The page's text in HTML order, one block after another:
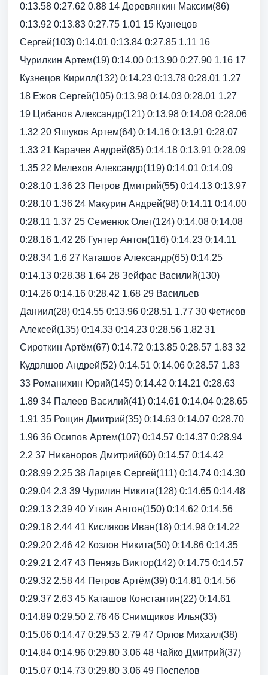
0:13.58 0:27.62 0.88 14 Деревянкин Максим(86)
0:13.92 0:13.83 0:27.75 1.01 15 Кузнецов
Сергей(103) 0:14.01 0:13.84 0:27.85 1.11 16
Чурилкин Артем(19) 0:14.00 0:13.90 0:27.90 1.16 17
Кузнецов Кирилл(132) 0:14.23 0:13.78 0:28.01 1.27
18 Ежов Сергей(105) 0:13.98 0:14.03 0:28.01 1.27
19 Цибанов Александр(121) 0:13.98 0:14.08 0:28.06
1.32 20 Яшуков Артем(64) 0:14.16 0:13.91 0:28.07
1.33 21 Карачев Андрей(85) 0:14.18 0:13.91 0:28.09
1.35 22 Мелехов Александр(119) 0:14.01 0:14.09
0:28.10 1.36 23 Петров Дмитрий(55) 0:14.13 0:13.97
0:28.10 1.36 24 Макурин Андрей(98) 0:14.11 0:14.00
0:28.11 1.37 25 Семенюк Олег(124) 0:14.08 0:14.08
0:28.16 1.42 26 Гунтер Антон(116) 0:14.23 0:14.11
0:28.34 1.6 27 Каташов Александр(65) 0:14.25
0:14.13 0:28.38 1.64 28 Зейфас Василий(130)
0:14.26 0:14.16 0:28.42 1.68 29 Васильев
Даниил(28) 0:14.55 0:13.96 0:28.51 1.77 30 Фетисов
Алексей(135) 0:14.33 0:14.23 0:28.56 1.82 31
Сироткин Артём(67) 0:14.72 0:13.85 0:28.57 1.83 32
Кудряшов Андрей(52) 0:14.51 0:14.06 0:28.57 1.83
33 Романихин Юрий(145) 0:14.42 0:14.21 0:28.63
1.89 34 Палеев Василий(41) 0:14.61 0:14.04 0:28.65
1.91 35 Рощин Дмитрий(35) 0:14.63 0:14.07 0:28.70
1.96 36 Осипов Артем(107) 0:14.57 0:14.37 0:28.94
2.2 37 Никаноров Дмитрий(60) 0:14.57 0:14.42
0:28.99 2.25 38 Ларцев Сергей(111) 0:14.74 0:14.30
0:29.04 2.3 39 Чурилин Никита(128) 0:14.65 0:14.48
0:29.13 2.39 40 Уткин Антон(150) 0:14.62 0:14.56
0:29.18 2.44 41 Кисляков Иван(18) 0:14.98 0:14.22
0:29.20 2.46 42 Козлов Никита(50) 0:14.86 0:14.35
0:29.21 2.47 43 Пенязь Виктор(142) 0:14.75 0:14.57
0:29.32 2.58 44 Петров Артём(39) 0:14.81 0:14.56
0:29.37 2.63 45 Каташов Константин(22) 0:14.61
0:14.89 0:29.50 2.76 46 Снимщиков Илья(33)
0:15.06 0:14.47 0:29.53 2.79 47 Орлов Михаил(38)
0:14.84 0:14.96 0:29.80 3.06 48 Чайко Дмитрий(37)
0:15.07 0:14.73 0:29.80 3.06 49 Поспелов